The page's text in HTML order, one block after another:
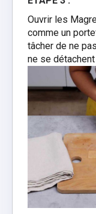
Ouvrir les
comme un
tâcher de ne
ne se